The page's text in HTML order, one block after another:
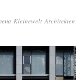
Kleinewelt Architekten